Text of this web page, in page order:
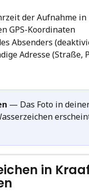
der Aufnahme
GPS-Koordinaten
Absenders
Adresse (Straße,
— Das Foto in
in